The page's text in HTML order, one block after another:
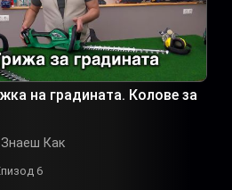
на градината. Колове за
Как
6